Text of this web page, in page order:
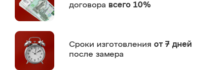
договора всего 10%
Сроки изготовления от 7 дней
после замера